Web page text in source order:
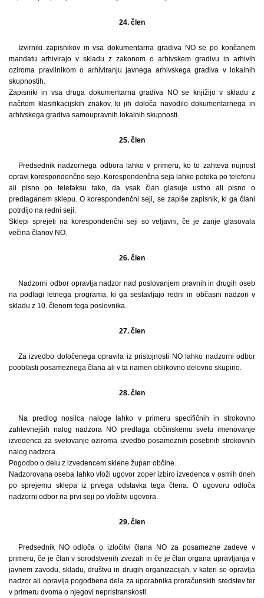
24. člen
Izvirniki zapisnikov in vsa dokumentarna gradiva NO se po končanem
mandatu arhivirajo v skladu z zakonom o arhivskem gradivu in arhivih
oziroma pravilnikom o arhiviranju javnega arhivskega gradiva v lokalnih
skupnostih.
Zapisniki in vsa druga dokumentarna gradiva NO se knjižijo v skladu z
načrtom klasifikacijskih znakov, ki jih določa navodilo dokumentarnega in
arhivskega gradiva samoupravnih lokalnih skupnosti.
25. člen
Predsednik nadzornega odbora lahko v primeru, ko to zahteva nujnost
opravi korespondenčno sejo. Korespondenčna seja lahko poteka po telefonu
ali pisno po telefaksu tako, da vsak član glasuje ustno ali pisno o
predlaganem sklepu. O korespondenčni seji, se zapiše zapisnik, ki ga člani
potrdijo na redni seji.
Sklepi sprejeti na korespondenčni seji so veljavni, če je zanje glasovala
večina članov NO.
26. člen
Nadzorni odbor opravlja nadzor nad poslovanjem pravnih in drugih oseb
na podlagi letnega programa, ki ga sestavljajo redni in občasni nadzori v
skladu z 10. členom tega poslovnika.
27. člen
Za izvedbo določenega opravila iz pristojnosti NO lahko nadzorni odbor
pooblasti posameznega člana ali v ta namen oblikovno delovno skupino.
28. člen
Na predlog nosilca naloge lahko v primeru specifičnih in strokovno
zahtevnejših nalog nadzora NO predlaga občinskemu svetu imenovanje
izvedenca za svetovanje oziroma izvedbo posameznih posebnih strokovnih
nalog nadzora.
Pogodbo o delu z izvedencem sklene župan občine.
Nadzorovana oseba lahko vloži ugovor zoper izbiro izvedenca v osmih dneh
po sprejemu sklepa iz prvega odstavka tega člena. O ugovoru odloča
nadzorni odbor na prvi seji po vložitvi ugovora.
29. člen
Predsednik NO odloča o izločitvi člana NO za posamezne zadeve v
primeru, če je član v sorodstvenih zvezah in če je član organa upravljanja v
javnem zavodu, skladu, društvu in drugih organizacijah, v kateri se opravlja
nadzor ali opravlja pogodbena dela za uporabnika proračunskih sredstev ter
v primeru dvoma o njegovi nepristranskosti.